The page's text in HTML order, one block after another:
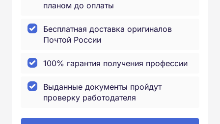
планом до оплаты
Бесплатная доставка оригиналов
Почтой России
100% гарантия получения профессии
Выданные документы пройдут
проверку работодателя